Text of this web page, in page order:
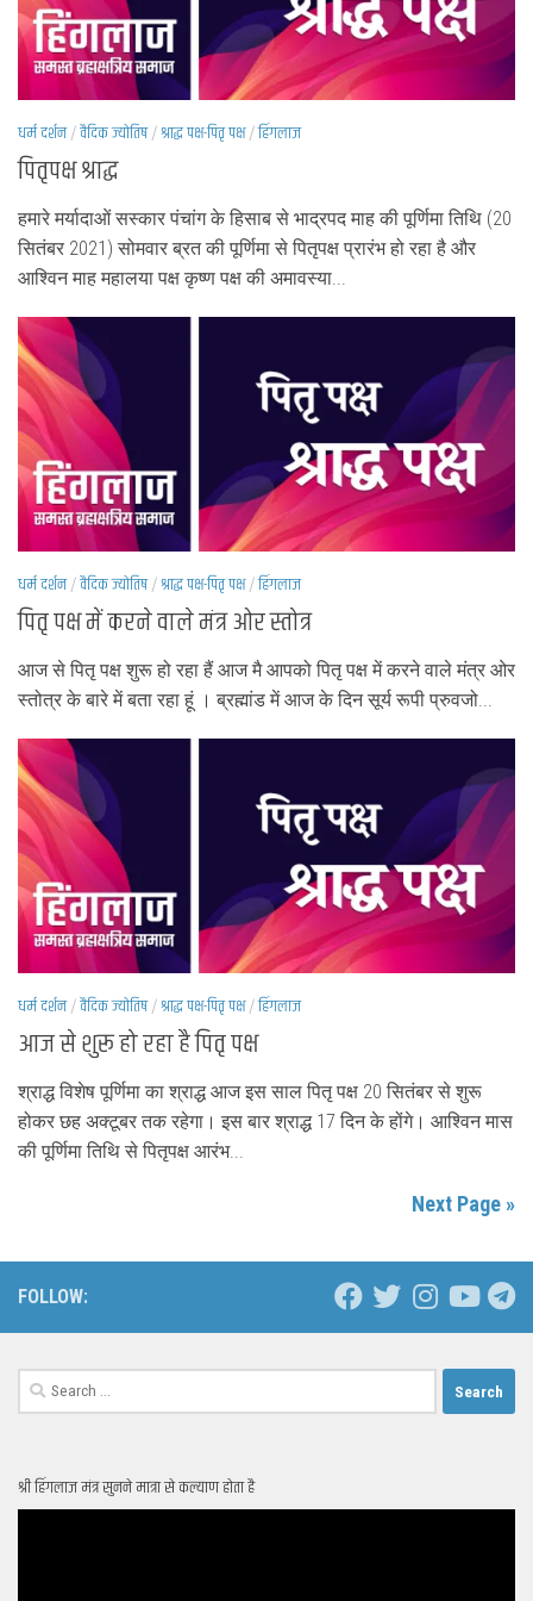
धर्म दर्शन/वैदिक ज्योतिष/श्राद्ध पक्ष-पितृ पक्ष/हिंगलाज
पितृपक्ष श्राद्ध
हमारे मर्यादाओं सस्कार पंचांग के हिसाब से भाद्रपद माह की पूर्णिमा तिथि (20
सितंबर 2021) सोमवार ब्रत की पूर्णिमा से पितृपक्ष प्रारंभ हो रहा है और
आश्विन माह महालया पक्ष कृष्ण पक्ष की अमावस्या...
धर्म दर्शन/वैदिक ज्योतिष/श्राद्ध पक्ष-पितृ पक्ष/हिंगलाज
पितृ पक्ष में करने वाले मंत्र ओर स्तोत्र
आज से पितृ पक्ष शुरू हो रहा हैं आज मै आपको पितृ पक्ष में करने वाले मंत्र ओर
स्तोत्र के बारे में बता रहा हूं । ब्रह्मांड में आज के दिन सूर्य रूपी प्रुवजो...
धर्म दर्शन/वैदिक ज्योतिष/श्राद्ध पक्ष-पितृ पक्ष/हिंगलाज
आज से शुरू हो रहा है पितृ पक्ष
श्राद्ध विशेष पूर्णिमा का श्राद्ध आज इस साल पितृ पक्ष 20 सितंबर से शुरू
होकर छह अक्टूबर तक रहेगा। इस बार श्राद्ध 17 दिन के होंगे। आश्विन मास
की पूर्णिमा तिथि से पितृपक्ष आरंभ...
Next Page »
FOLLOW:
Search
for:
श्री हिंगलाज मंत्र सुनने मात्रा से कल्याण होता है